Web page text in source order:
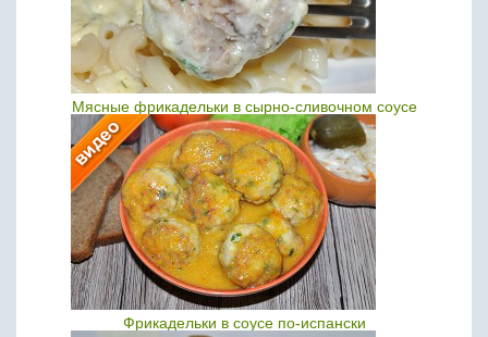
Мясные фрикадельки в сырно-сливочном соусе
Фрикадельки в соусе по-испански